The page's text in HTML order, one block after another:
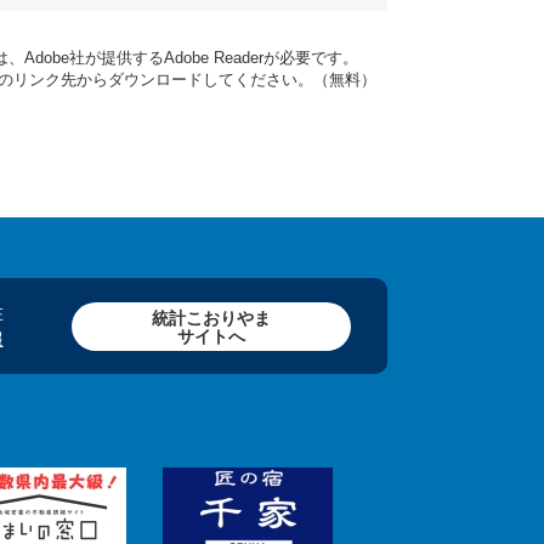
Adobe社が提供するAdobe Readerが必要です。
ンク先からダウンロードしてください。（無料）
統計こおりやま
サイトへ